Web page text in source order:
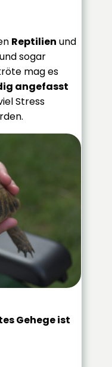
Reptilien und
sogar
mag es
angefasst
Stress
Gehege ist